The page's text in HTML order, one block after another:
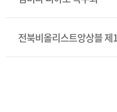
전북비올리스트앙상블 제